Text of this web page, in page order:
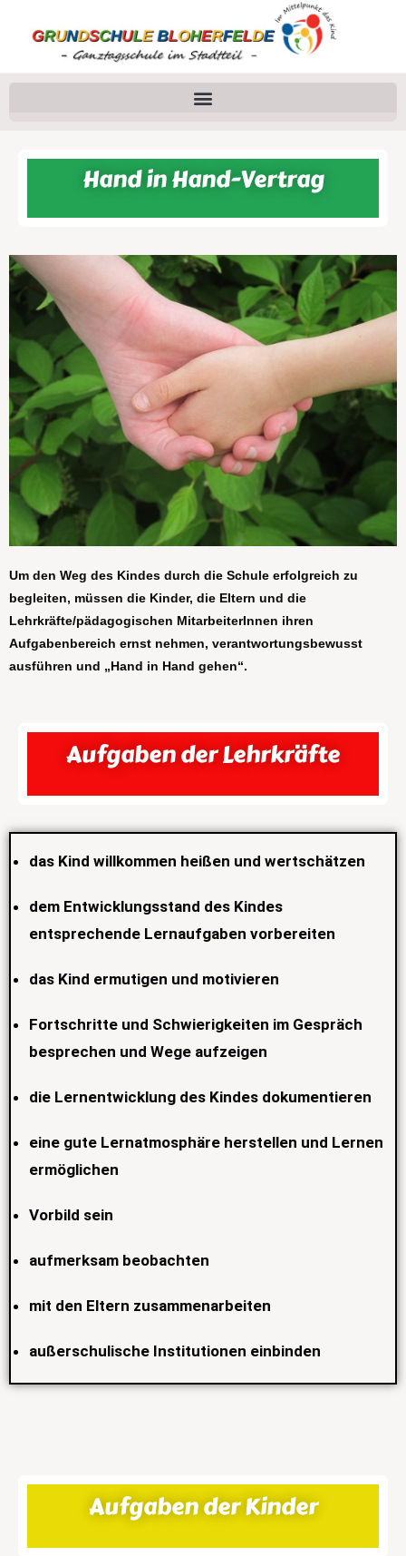
Hand in Hand-Vertrag
Um den Weg des Kindes durch die Schule erfolgreich zu
begleiten, müssen die Kinder, die Eltern und die
Lehrkräfte/pädagogischen MitarbeiterInnen ihren
Aufgabenbereich ernst nehmen, verantwortungsbewusst
ausführen und „Hand in Hand gehen“.
Aufgaben der Lehrkräfte
das Kind willkommen heißen und wertschätzen
dem Entwicklungsstand des Kindes
entsprechende Lernaufgaben vorbereiten
das Kind ermutigen und motivieren
Fortschritte und Schwierigkeiten im Gespräch
besprechen und Wege aufzeigen
die Lernentwicklung des Kindes dokumentieren
eine gute Lernatmosphäre herstellen und Lernen
ermöglichen
Vorbild sein
aufmerksam beobachten
mit den Eltern zusammenarbeiten
außerschulische Institutionen einbinden
Aufgaben der Kinder